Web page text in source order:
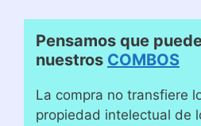
Pensamos que
nuestros COMBOS
La compra no transfiere
propiedad intelectual de